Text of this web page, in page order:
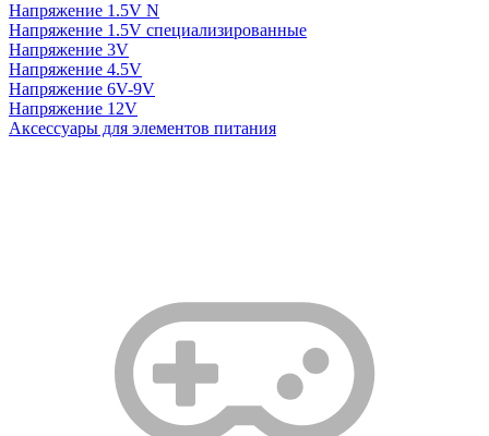
Напряжение 1.5V N
Напряжение 1.5V специализированные
Напряжение 3V
Напряжение 4.5V
Напряжение 6V-9V
Напряжение 12V
Аксессуары для элементов питания